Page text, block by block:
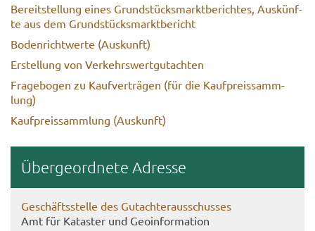
Be­reit­stel­lung eines Grund­stücks­markt­be­rich­tes, Aus­künf­
te aus dem Grund­stücks­markt­be­richt
Bo­den­richt­wer­te (Aus­kunft)
Er­stel­lung von Ver­kehrs­wert­gut­ach­ten
Fra­ge­bo­gen zu Kauf­ver­trä­gen (für die Kauf­preis­samm­
lung)
Kauf­preis­samm­lung (Aus­kunft)
Über­ge­ord­ne­te Adres­se
Ge­schäfts­stel­le des Gut­ach­ter­aus­schus­ses
Amt für Ka­tas­ter und Geo­in­for­ma­ti­on